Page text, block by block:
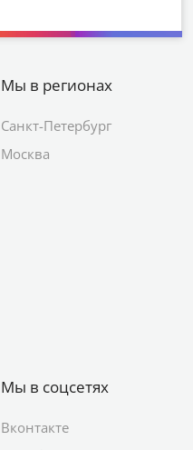
Мы в регионах
Санкт-Петербург
Москва
Мы в соцсетях
Вконтакте